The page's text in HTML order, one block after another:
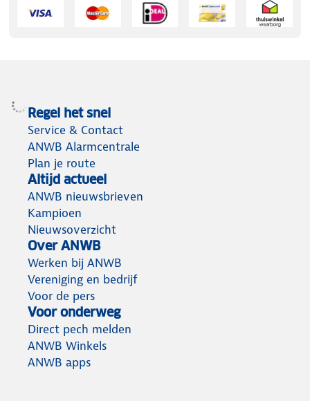
Regel het snel
Service & Contact
ANWB Alarmcentrale
Plan je route
Altijd actueel
ANWB nieuwsbrieven
Kampioen
Nieuwsoverzicht
Over ANWB
Werken bij ANWB
Vereniging en bedrijf
Voor de pers
Voor onderweg
Direct pech melden
ANWB Winkels
ANWB apps